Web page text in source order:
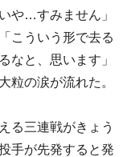
や…すみません」
こういう形で去る
なと、思います」
粒の涙が流れた。
る三連戦がきょう
手が先発すると発